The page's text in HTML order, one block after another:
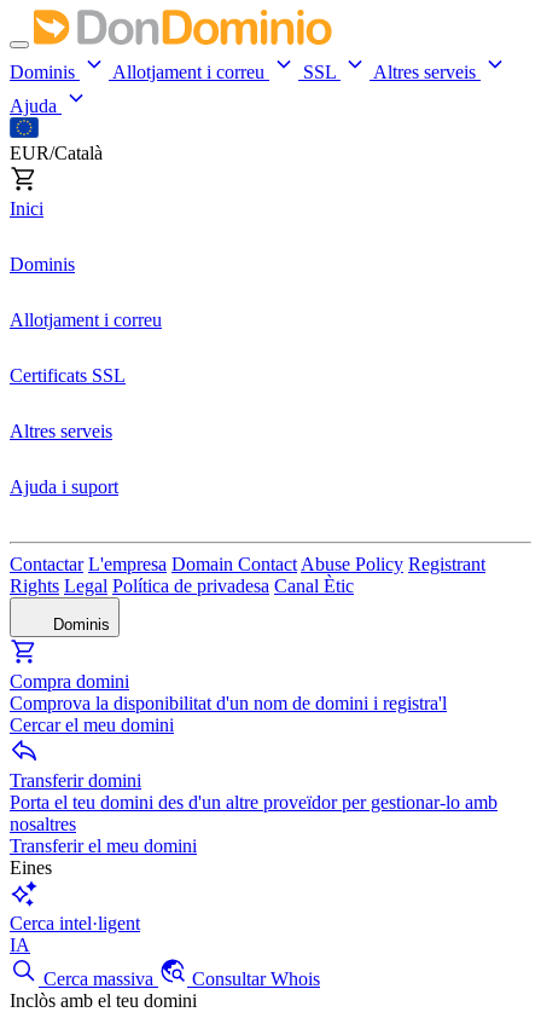
Dominis Allotjament i correu SSL
Altres serveis
Ajuda
EUR/Català
Inici
Dominis
Allotjament i correu
Certificats SSL
Altres serveis
Ajuda i suport
Contactar L'empresa Domain Contact Abuse Policy Registrant
Rights Legal Política de privadesa Canal Ètic
Dominis
Compra domini
Comprova la disponibilitat d'un nom de domini i registra'l
Cercar el meu domini
Transferir domini
Porta el teu domini des d'un altre proveïdor per gestionar-lo amb
nosaltres
Transferir el meu domini
Eines
Cerca intel·ligent
IA
Cerca massiva
Consultar Whois
Inclòs amb el teu domini